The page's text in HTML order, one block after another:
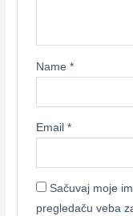
Name *
Email *
Sačuvaj moje
pregledaču veba